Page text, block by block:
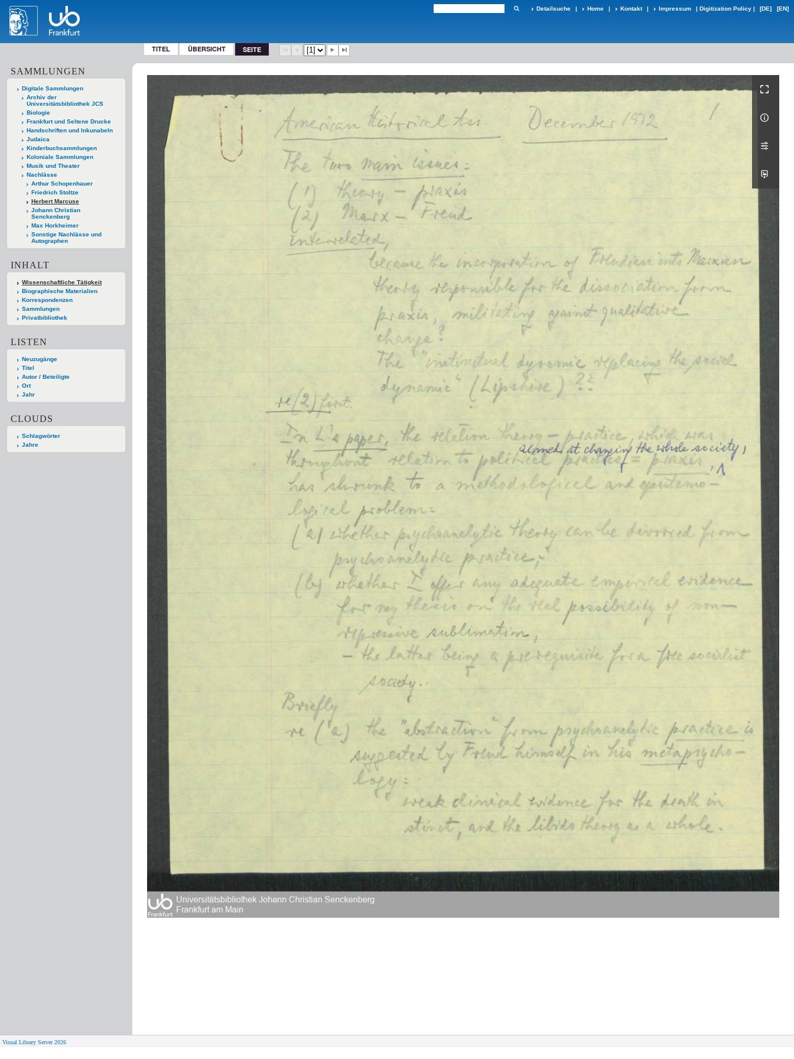
Detailsuche | Home | Kontakt | Impressum | Digitization Policy | [DE] [EN]
TITEL ÜBERSICHT SEITE
SAMMLUNGEN
Digitale Sammlungen
Archiv der
Universitätsbibliothek JCS
Biologie
Frankfurt und Seltene Drucke
Handschriften und Inkunabeln
Judaica
Kinderbuchsammlungen
Koloniale Sammlungen
Musik und Theater
Nachlässe
Arthur Schopenhauer
Friedrich Stoltze
Herbert Marcuse
Johann Christian
Senckenberg
Max Horkheimer
Sonstige Nachlässe und
Autographen
INHALT
Wissenschaftliche Tätigkeit
Biographische Materialien
Korrespondenzen
Sammlungen
Privatbibliothek
LISTEN
Neuzugänge
Titel
Autor / Beteiligte
Ort
Jahr
CLOUDS
Schlagwörter
Jahre
Visual Library Server 2026